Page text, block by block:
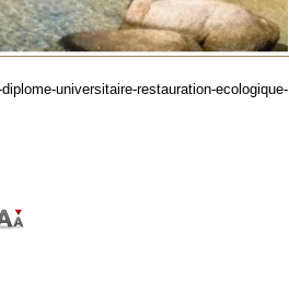
universitaire-restauration-ecologique-